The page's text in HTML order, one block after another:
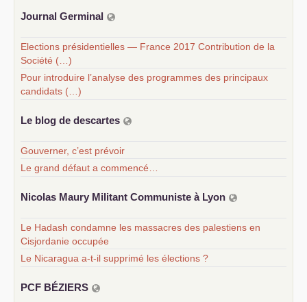
Journal Germinal
Elections présidentielles — France 2017 Contribution de la
Société (…)
Pour introduire l’analyse des programmes des principaux
candidats (…)
Le blog de descartes
Gouverner, c’est prévoir
Le grand défaut a commencé…
Nicolas Maury Militant Communiste à Lyon
Le Hadash condamne les massacres des palestiens en
Cisjordanie occupée
Le Nicaragua a-t-il supprimé les élections ?
PCF BÉZIERS